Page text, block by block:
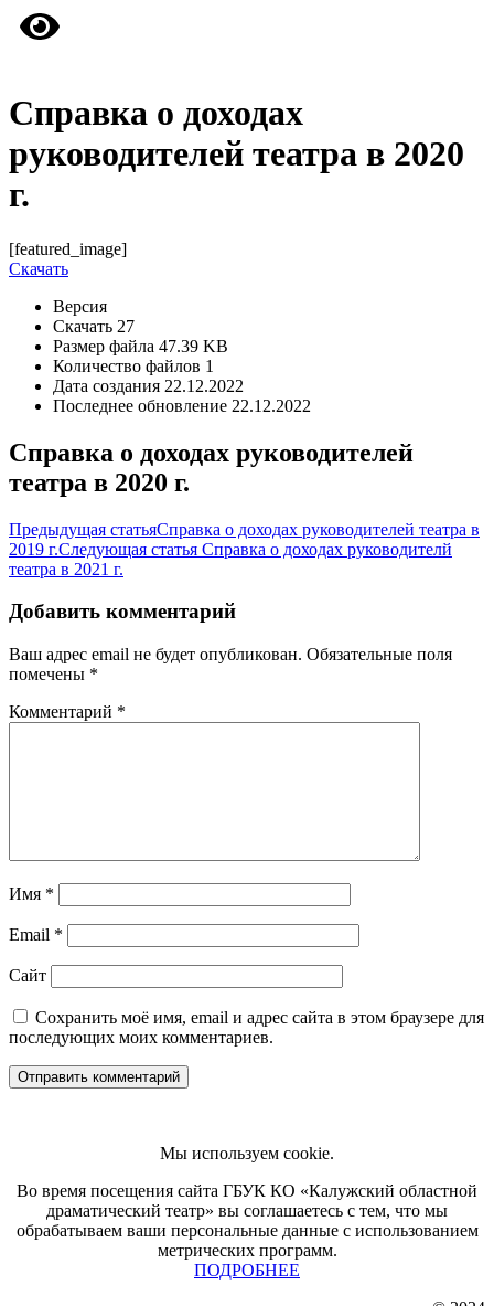
Справка о доходах
руководителей театра в 2020
г.
[featured_image]
Скачать
Версия
Скачать 27
Размер файла 47.39 KB
Количество файлов 1
Дата создания 22.12.2022
Последнее обновление 22.12.2022
Справка о доходах руководителей
театра в 2020 г.
Предыдущая статьяСправка о доходах руководителей театра в
2019 г.Следующая статья Справка о доходах руководителй
театра в 2021 г.
Добавить комментарий
Ваш адрес email не будет опубликован. Обязательные поля
помечены *
Комментарий *
Имя *
Email *
Сайт
Сохранить моё имя, email и адрес сайта в этом браузере для
последующих моих комментариев.
Мы используем cookie.
Во время посещения сайта ГБУК КО «Калужский областной
драматический театр» вы соглашаетесь с тем, что мы
обрабатываем ваши персональные данные с использованием
метрических программ.
ПОДРОБНЕЕ